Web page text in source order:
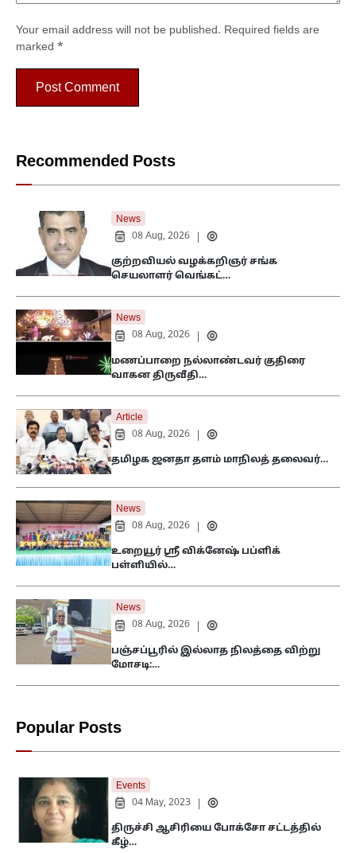
Your email address will not be published. Required fields are
marked *
Recommended Posts
News
08 Aug, 2026
குற்றவியல் வழக்கறிஞர் சங்க
செயலாளர் வெங்கட்…
News
08 Aug, 2026
மணப்பாறை நல்லாண்டவர் குதிரை
வாகன திருவீதி…
Article
08 Aug, 2026
தமிழக ஜனதா தளம் மாநிலத் தலைவர்…
News
08 Aug, 2026
உறையூர் ஸ்ரீ விக்னேஷ் பப்ளிக்
பள்ளியில்…
News
08 Aug, 2026
பஞ்சப்பூரில் இல்லாத நிலத்தை விற்று
மோசடி:…
Popular Posts
Events
04 May, 2023
திருச்சி ஆசிரியை போக்சோ சட்டத்தில்
கீழ்…